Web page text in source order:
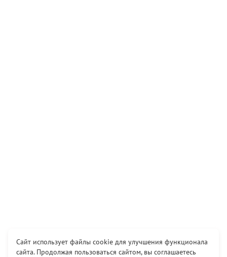
Сайт использует файлы cookie для улучшения функционала
сайта. Продолжая пользоваться сайтом, вы соглашаетесь